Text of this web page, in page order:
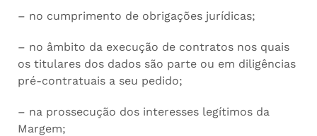
– no cumprimento de obrigações jurídicas;
– no âmbito da execução de contratos nos quais
os titulares dos dados são parte ou em diligências
pré-contratuais a seu pedido;
– na prossecução dos interesses legítimos da
Margem;